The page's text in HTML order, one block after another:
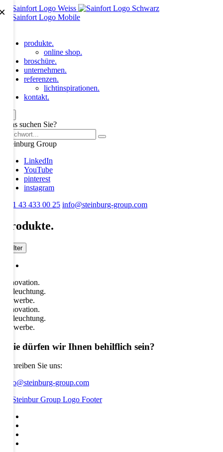
produkte.
online shop.
broschüre.
unternehmen.
referenzen.
lichtinspirationen.
kontakt.
Was suchen Sie?
Steinburg Group
LinkedIn
YouTube
pinterest
instagram
+41 43 433 00 25 info@steinburg-group.com
produkte.
Filter
Innovation.
Beleuchtung.
Gewerbe.
Innovation.
Beleuchtung.
Gewerbe.
Wie dürfen wir Ihnen behilflich sein?
Schreiben Sie uns:
info@steinburg-group.com